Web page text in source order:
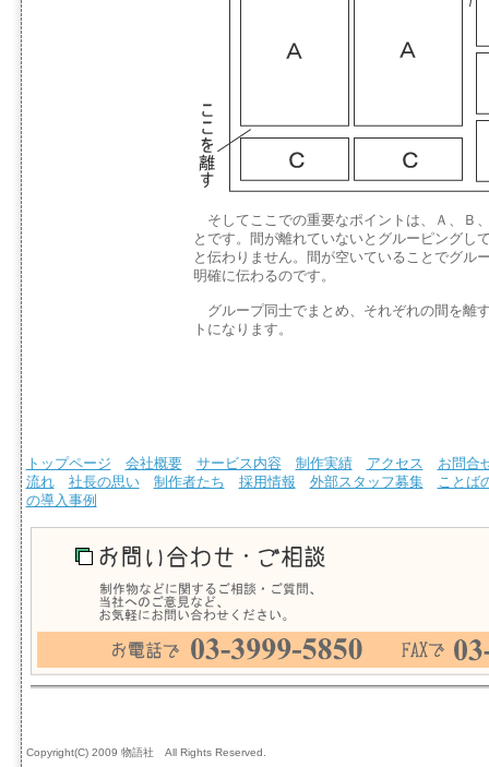
そしてここでの重要なポイントは、Ａ、Ｂ
とです。間が離れていないとグルーピングし
と伝わりません。間が空いていることでグル
明確に伝わるのです。
グループ同士でまとめ、それぞれの間を離
トになります。
トップページ 会社概要 サービス内容 制作実績 アクセス
お問合
流れ
社長の思い 制作者たち 採用情報 外部スタッフ募集
ことば
の導入事例
Copyright(C) 2009 物語社 All Rights Reserved.